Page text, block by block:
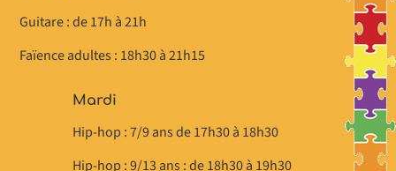
Guitare : de 17h à 21h
Faïence adultes : 18h30 à 21h15
Mardi
Hip-hop : 7/9 ans de 17h30 à 18h30
Hip-hop : 9/13 ans : de 18h30 à 19h30